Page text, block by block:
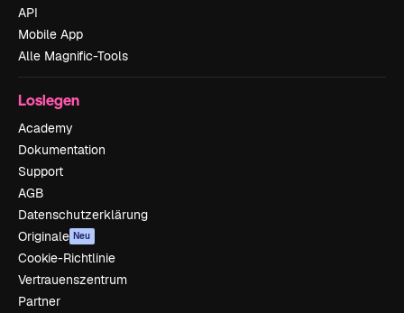
API
Mobile App
Alle Magnific-Tools
Loslegen
Academy
Dokumentation
Support
AGB
Datenschutzerklärung
Originale Neu
Cookie-Richtlinie
Vertrauenszentrum
Partner